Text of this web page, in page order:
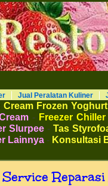
RESTO ALAT BAHAN BAKU KULINER
Agen Jual Aneka Mesin Alat Peralatan Bahan
Restoran Pastry Bakery Food and Beverage.
Entrepreneurship Kewirausahaan Peluang
Jual Peralatan Kuliner
Cream Frozen Yoghurt
- Freezer Chiller
Slurpee - Tas
Lainnya - Konsultasi